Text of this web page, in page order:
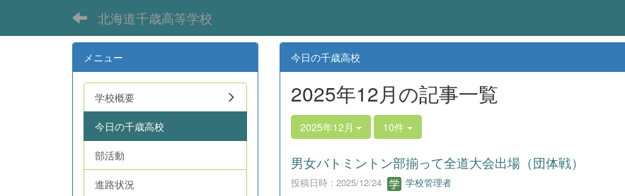
北海道千歳高等学校
今日の千歳高校
2025年12月の記事一覧
2025年12月 10件
男女バトミントン部揃って全道大会出場（団体戦）
投稿日時 : 2025/12/24 学校管理者
メニュー
学校概要
今日の千歳高校
部活動
進路状況